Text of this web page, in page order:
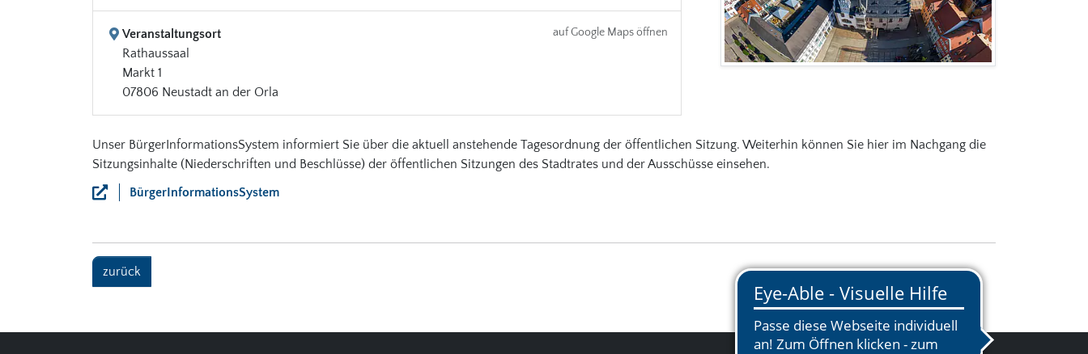
Veranstaltungsort
Rathaussaal
Markt 1
07806 Neustadt an der Orla
auf Google Maps öffnen
Unser BürgerInformationsSystem informiert Sie über die aktuell anstehende Tagesordnung der öffentlichen Sitzung. Weiterhin können Sie hier im Nachgang die
Sitzungsinhalte (Niederschriften und Beschlüsse) der öffentlichen Sitzungen des Stadtrates und der Ausschüsse einsehen.
BürgerInformationsSystem
zurück